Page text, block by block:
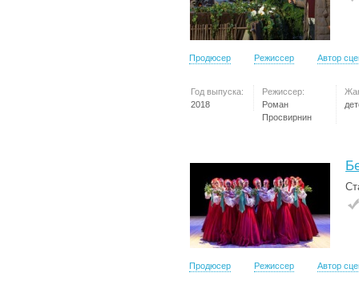
Продюсер Режиссер Автор
Год выпуска:
2018
Режиссер:
Роман
Просвирнин
Продюсер Режиссер Автор